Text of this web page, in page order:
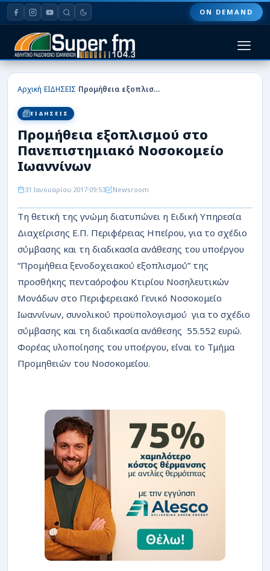
ON DEMAND
HOME
ΠΟΔΟΣΦΑΙΡΟ
ΜΠΑΣΚΕΤ
ΣΠΟΡ
ΕΙΔΗΣΕΙΣ
ΑΡΘΡΟΓΡΑΦΙΕΣ
ΡΟΗ
Αρχική›ΕΙΔΗΣΕΙΣ› Προμήθεια εξοπλισμού στο Πανεπιστημιακό Νοσοκομείο Ιωαννίνων
ΕΙΔΗΣΕΙΣ
Προμήθεια εξοπλισμού στο
Πανεπιστημιακό Νοσοκομείο
Ιωαννίνων
31 Ιανουαρίου 2017 09:53 Newsroom
Τη θετική της γνώμη διατυπώνει η Ειδική Υπηρεσία
Διαχείρισης Ε.Π. Περιφέρειας Ηπείρου, για το σχέδιο
σύμβασης και τη διαδικασία ανάθεσης του υποέργου
“Προμήθεια ξενοδοχειακού εξοπλισμού” της
προσθήκης πενταόροφου Κτιρίου Νοσηλευτικών
Μονάδων στο Περιφερειακό Γενικό Νοσοκομείο
Ιωαννίνων, συνολικού προϋπολογισμού για το σχέδιο
σύμβασης και τη διαδικασία ανάθεσης 55.552 ευρώ.
Φορέας υλοποίησης του υποέργου, είναι το Τμήμα
Προμηθειών του Νοσοκομείου.